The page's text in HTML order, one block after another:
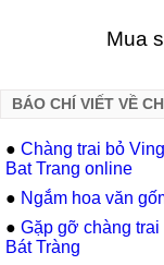
Mua
BÁO CHÍ VIẾT VỀ
● Chàng trai bỏ
Bat Trang online
● Ngắm hoa văn
● Gặp gỡ chàng
Bát Tràng